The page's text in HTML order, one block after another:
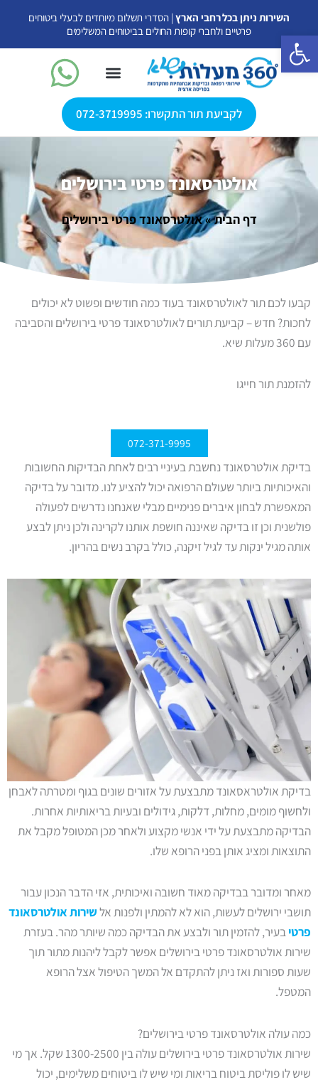
השירות ניתן בכל רחבי הארץ| הסדרי תשלום מיוחדים לבעלי ביטוחים
פרטיים ולחברי קופות החולים בביטוחים המשלימים
לקביעת תור התקשרו: 072-3719995
אולטרסאונד פרטי בירושלים
דף הבית»אולטרסאונד פרטי בירושלים
קבעו לכם תור לאולטרסאונד בעוד כמה חודשים ופשוט לא יכולים
לחכות? חדש – קביעת תורים לאולטרסאונד פרטי בירושלים והסביבה
עם 360 מעלות שיא.
להזמנת תור חייגו
072-371-9995
בדיקת אולטרסאונד נחשבת בעיניי רבים לאחת הבדיקות החשובות
והאיכותיות ביותר שעולם הרפואה יכול להציע לנו. מדובר על בדיקה
המאפשרת לבחון איברים פנימיים מבלי שאנחנו נדרשים לפעולה
פולשנית וכן זו בדיקה שאיננה חושפת אותנו לקרינה ולכן ניתן לבצע
אותה מגיל ינקות עד לגיל זיקנה, כולל בקרב נשים בהריון.
בדיקת אולטראסאונד מתבצעת על אזורים שונים בגוף ומטרתה לאבחן
ולחשוף מומים, מחלות, דלקות, גידולים ובעיות בריאותיות אחרות.
הבדיקה מתבצעת על ידי אנשי מקצוע ולאחר מכן המטופל מקבל את
התוצאות ומציג אותן בפני הרופא שלו.
מאחר ומדובר בבדיקה מאוד חשובה ואיכותית, אזי הדבר הנכון עבור
תושבי ירושלים לעשות, הוא לא להמתין ולפנות אלשירות אולטרסאונד
פרטיבעיר, להזמין תור ולבצע את הבדיקה כמה שיותר מהר. בעזרת
שירות אולטרסאונד פרטי בירושלים אפשר לקבל ליהנות מתור תוך
שעות ספורות ואז ניתן להתקדם אל המשך הטיפול אצל הרופא
המטפל.
כמה עולה אולטרסאונד פרטי בירושלים?
שירות אולטרסאונד פרטי בירושלים עולה בין 1300-2500 שקל. אך מי
שיש לו פוליסת ביטוח בריאות ומי שיש לו ביטוחים משלימים, יכול
פתח סרגל נגישות